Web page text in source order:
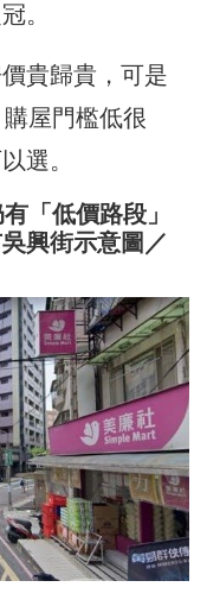
。
貴歸貴，可是
屋門檻低很
選。
「低價路段」
興街示意圖／